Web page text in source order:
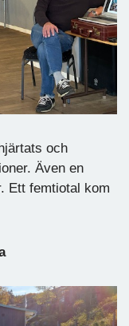
och
Även en
Ett femtiotal kom